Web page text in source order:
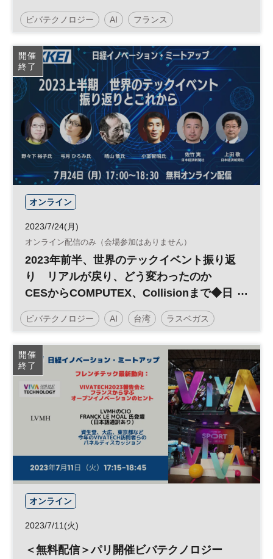
講演 インパクトスタートアップが語る欧州
マーケットへの展開 藤本あゆみ氏、小田嶋
アレックス氏ら登壇
ビバテクノロジー AI フランス
日経イノベーション・ミートアップ イノベーション
SDGs テクノロジー スタートアップ 新規事業
グローバル デジタル パリ DX 参加無料
オープンイノベーション 平日夜開催
開催
終了
オンライン
2023/7/24(月)
オンライン配信のみ（会場参加はありません）
2023年前半、世界のテックイベント振り返
り リアルが戻り、どう変わったのか
CESからCOMPUTEX、Collisionまで◆日
経イノベーション・ミートアップ◆
ビバテクノロジー AI 台湾 ラスベガス
平日夕方開催 生成AI SXSW
日経イノベーション・ミートアップ イノベーション
デジタルトランスフォーメーション 人工知能 投資
CES 新規事業 シリコンバレー DX 参加無料
開催
終了
オンライン
2023/7/11(火)
＜無料配信＞パリ開催ビバテクノロジー